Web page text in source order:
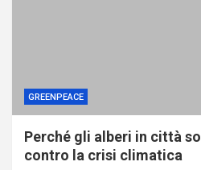
GREENPEACE
Perché gli alberi in città
contro la crisi climatica